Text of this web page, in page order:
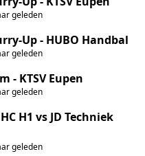
geleden
Up - HUBO Handbal
geleden
- KTSV Eupen
geleden
H1 vs JD Techniek
geleden